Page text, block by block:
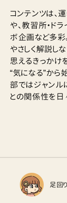
コンテンツは、
や、教習所・ド
ボ企画など多彩
やさしく解説し
思えるきっかけ
“気になる”から
部ではジャンル
との関係性を日
足回